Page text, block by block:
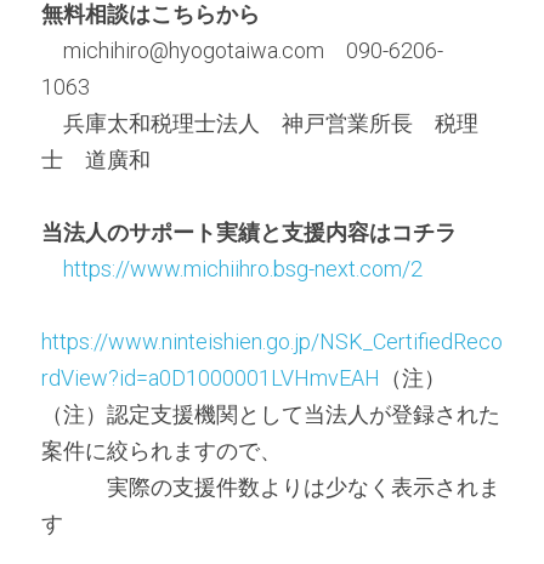
無料相談はこちらから
michihiro@hyogotaiwa.com　090-6206-
1063
兵庫太和税理士法人　神戸営業所長　税理
士　道廣和
当法人のサポート実績と支援内容はコチラ
https://www.michiihro.bsg-next.com/2
https://www.ninteishien.go.jp/NSK_CertifiedReco
rdView?id=a0D1000001LVHmvEAH （注）
（注）認定支援機関として当法人が登録された
案件に絞られますので、
実際の支援件数よりは少なく表示されま
す